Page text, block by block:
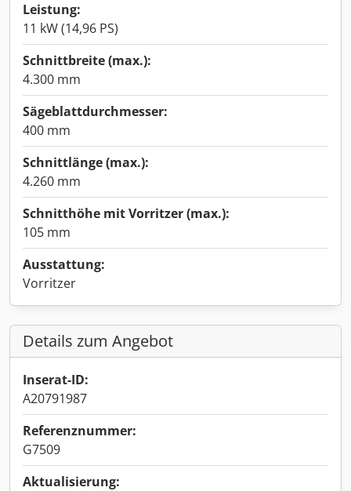
Leistung:
11 kW (14,96 PS)
Schnittbreite (max.):
4.300 mm
Sägeblattdurchmesser:
400 mm
Schnittlänge (max.):
4.260 mm
Schnitthöhe mit Vorritzer (max.):
105 mm
Ausstattung:
Vorritzer
Details zum Angebot
Inserat-ID:
A20791987
Referenznummer:
G7509
Aktualisierung: